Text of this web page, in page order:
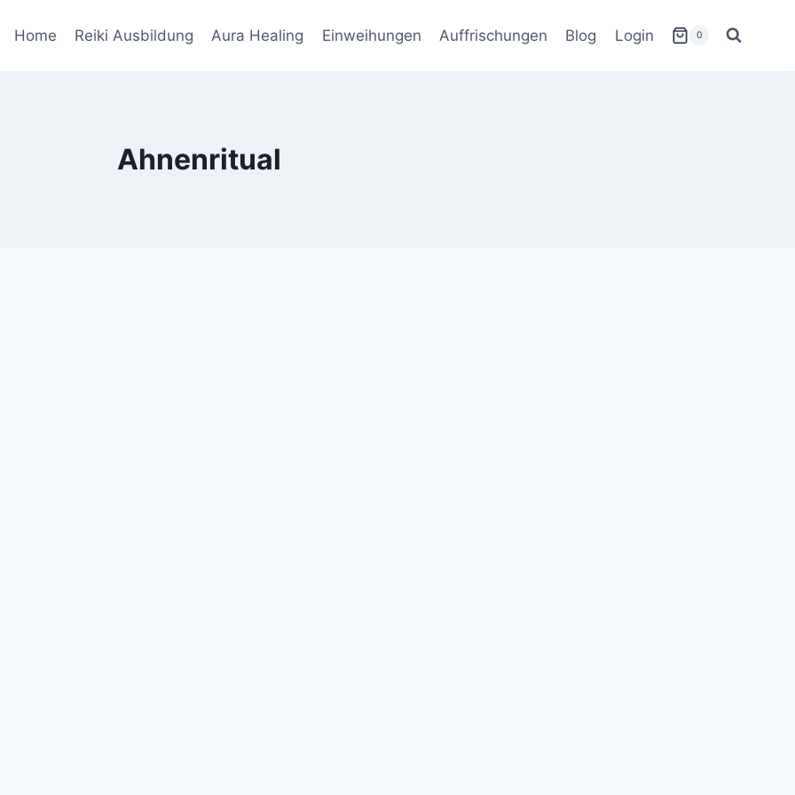
Home Reiki Ausbildung Aura Healing Einweihungen Auffrischungen Blog Login 0
Ahnenritual